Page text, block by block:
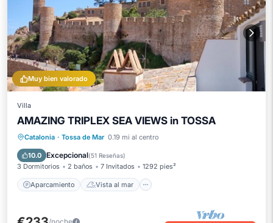
Muy bien valorado
Villa
AMAZING TRIPLEX SEA VIEWS in TOSSA
Catalonia · Tossa de Mar 0.19 mi al centro
10.0 Excepcional(51 Reseñas)
3 Dormitorios 2 baños 7 Invitados 1292 pies²
Aparcamiento Vista al mar
Aparcamiento
Vista al mar
Balcón/Terraza